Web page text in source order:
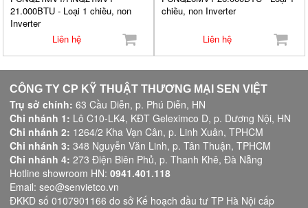
21.000BTU - Loại 1 chiều, non
Inverter
Liên hệ
chiều, non Inverter
Liên hệ
CÔNG TY CP KỸ THUẬT THƯƠNG MẠI SEN VIỆT
Trụ sở chính: 63 Cầu Diễn, p. Phú Diễn, HN
Chi nhánh 1: Lô C10-LK4, KĐT Geleximco D, p. Dương Nội, HN
Chi nhánh 2: 1264/2 Kha Vạn Cân, p. Linh Xuân, TPHCM
Chi nhánh 3:348 Nguyễn Văn Linh, p. Tân Thuận, TPHCM
Chi nhánh 4:273 Điện Biên Phủ, p. Thanh Khê, Đà Nẵng
Hotline showroom HN:0941.401.118
Email: seo@senvietco.vn
ĐKKD số 0107901166 do sở Kế hoạch đầu tư TP Hà Nội cấp